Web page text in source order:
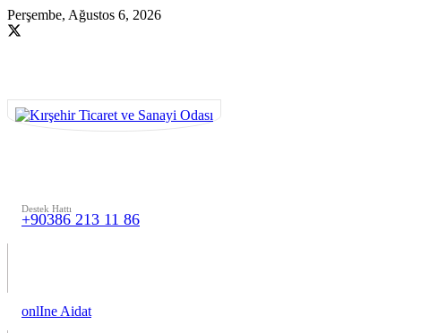
Perşembe, Ağustos 6, 2026
Destek Hattı
+90386 213 11 86
onlIne Aidat